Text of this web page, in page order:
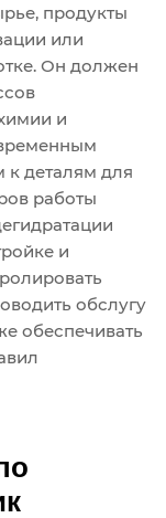
продукты
или
Он должен
и
деталям для
работы
и
обслугу
обеспечивать